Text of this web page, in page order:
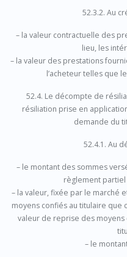
52.3.2. Au
– la valeur contractuelle des
lieu, les
– la valeur des prestations
l’acheteur telles que
52.4. Le décompte de
résiliation prise en
demande du
52.4.1. Au
– le montant des sommes
règlement
– la valeur, fixée par le marché
moyens confiés au titulaire que
valeur de reprise des moyens
– le